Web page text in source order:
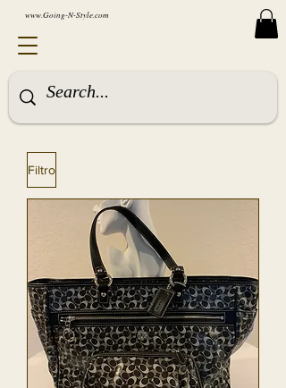
www.Going-N-Style.com
Filtro